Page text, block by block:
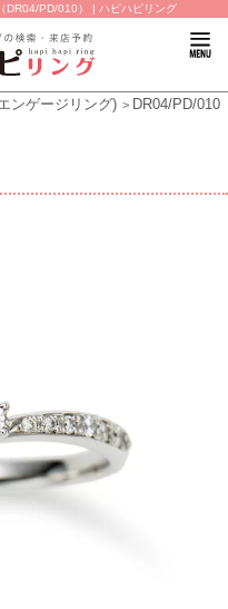
PD/010） | ハピハピリング
ンゲージリング) DR04/PD/010